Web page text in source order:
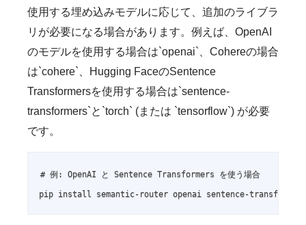
使用する埋め込みモデルに応じて、追加のライブラ
リが必要になる場合があります。例えば、OpenAI
のモデルを使用する場合は`openai`、Cohereの場合
は`cohere`、Hugging FaceのSentence
Transformersを使用する場合は`sentence-
transformers`と`torch` (または `tensorflow`) が必要
です。
# 例: OpenAI と Sentence Transformers を使う場合
pip install semantic-router openai sentence-